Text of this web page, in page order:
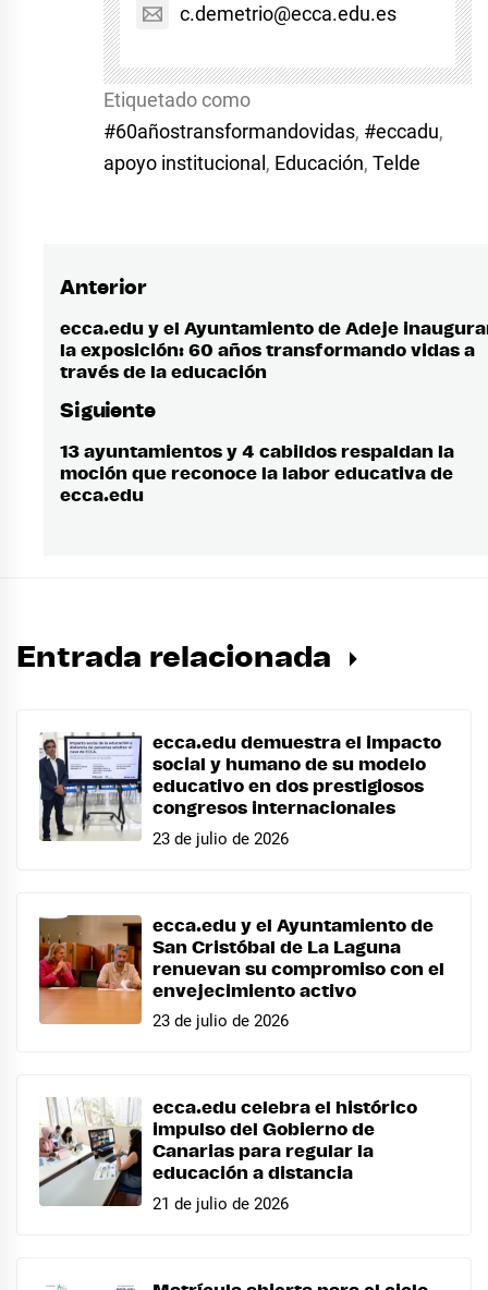
c.demetrio@ecca.edu.es
Etiquetado como
#60añostransformandovidas, #eccadu,
apoyo institucional , Educación, Telde
Navegación
de
entradas
Anterior
Entrada
anterior:
ecca.edu y el Ayuntamiento de Adeje
la exposición: 60 años transformando vidas a
través de la educación
Siguiente
Entrada
siguiente:
13 ayuntamientos y 4 cabildos respaldan la
moción que reconoce la labor educativa de
ecca.edu
Entrada relacionada
ecca.edu demuestra el impacto
social y humano de su modelo
educativo en dos prestigiosos
congresos internacionales
23 de julio de 2026
ecca.edu y el Ayuntamiento de
San Cristóbal de La Laguna
renuevan su compromiso con el
envejecimiento activo
23 de julio de 2026
ecca.edu celebra el histórico
impulso del Gobierno de
Canarias para regular la
educación a distancia
21 de julio de 2026